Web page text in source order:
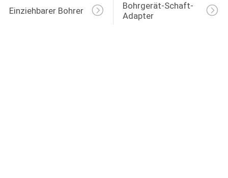
Einziehbarer Bohrer
Bohrgerät-Schaft-
Adapter